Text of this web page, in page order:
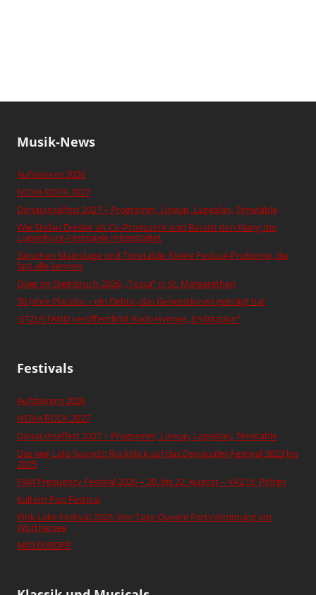
Musik-News
Aufsteirern 2026
NOVA ROCK 2027
Donauinselfest 2027 – Programm, Lineup, Lageplan, Timetable
Wie Stefan Dresler als Co-Produzent und Bassist den Klang der
Luisenburg-Festspiele mitgestaltet
Zwischen Mainstage und Timetable: Kleine Festival-Probleme, die
fast alle kennen
Oper im Steinbruch 2026: „Tosca“ in St. Margarethen
30 Jahre Placebo – ein Debüt, das Generationen geprägt hat
ISTZUSTAND veröffentlicht Rock-Hymne „Endstation“
Festivals
Aufsteirern 2026
NOVA ROCK 2027
Donauinselfest 2027 – Programm, Lineup, Lageplan, Timetable
Das war Lido Sounds: Rückblick auf das Donauufer-Festival 2023 bis
2025
FM4 Frequency Festival 2026 – 20. bis 22. August – VAZ St. Pölten
Kaltern Pop Festival
Pink Lake Festival 2025: Vier Tage Queere Partystimmung am
Wörthersee
MID EUROPE